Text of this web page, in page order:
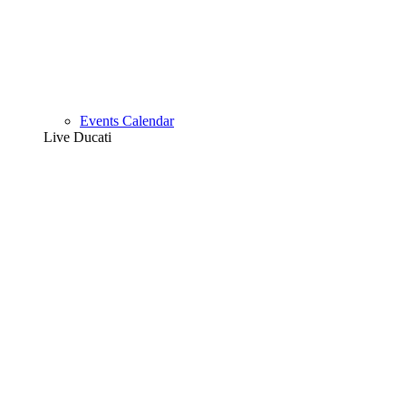
Events Calendar
Live Ducati